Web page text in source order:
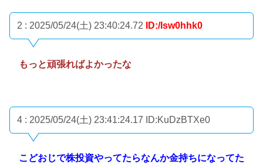
2 : 2025/05/24(土) 23:40:24.72 ID:/Isw0hhk0
もっと頑張ればよかったな
4 : 2025/05/24(土) 23:41:24.17 ID:KuDzBTXe0
こどおじで株投資やってたらなんか金持ちになってた